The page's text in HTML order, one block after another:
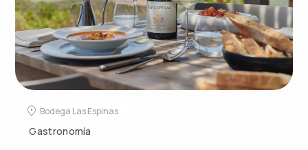
Bodega Las Espinas
Gastronomía